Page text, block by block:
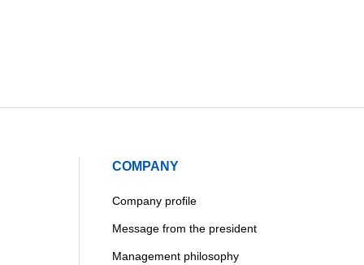
COMPANY
Company profile
Message from the president
Management philosophy